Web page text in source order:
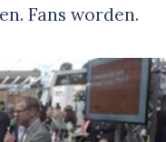
Fans worden.